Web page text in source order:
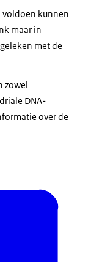
voldoen kunnen
maar in
met de
zowel
DNA-
over de